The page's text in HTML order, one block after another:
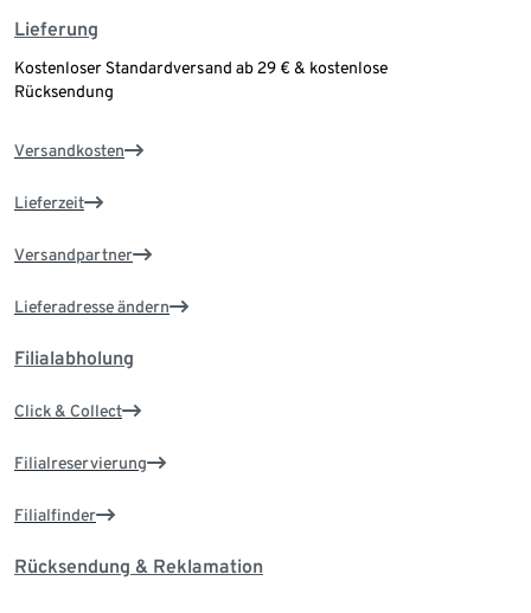
Lieferung
Kostenloser Standardversand ab 29 € & kostenlose
Rücksendung
Versandkosten
Lieferzeit
Versandpartner
Lieferadresse ändern
Filialabholung
Click & Collect
Filialreservierung
Filialfinder
Rücksendung & Reklamation